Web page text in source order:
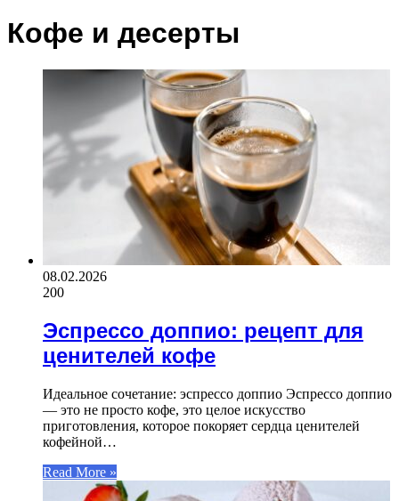
for
Кофе и десерты
08.02.2026
200
Эспрессо доппио: рецепт для
ценителей кофе
Идеальное сочетание: эспрессо доппио Эспрессо доппио
— это не просто кофе, это целое искусство
приготовления, которое покоряет сердца ценителей
кофейной…
Read More »